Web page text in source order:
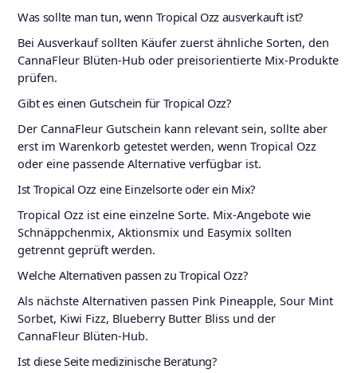
Was sollte man tun, wenn Tropical Ozz ausverkauft ist?
Bei Ausverkauf sollten Käufer zuerst ähnliche Sorten, den
CannaFleur Blüten-Hub oder preisorientierte Mix-Produkte
prüfen.
Gibt es einen Gutschein für Tropical Ozz?
Der CannaFleur Gutschein kann relevant sein, sollte aber
erst im Warenkorb getestet werden, wenn Tropical Ozz
oder eine passende Alternative verfügbar ist.
Ist Tropical Ozz eine Einzelsorte oder ein Mix?
Tropical Ozz ist eine einzelne Sorte. Mix-Angebote wie
Schnäppchenmix, Aktionsmix und Easymix sollten
getrennt geprüft werden.
Welche Alternativen passen zu Tropical Ozz?
Als nächste Alternativen passen Pink Pineapple, Sour Mint
Sorbet, Kiwi Fizz, Blueberry Butter Bliss und der
CannaFleur Blüten-Hub.
Ist diese Seite medizinische Beratung?